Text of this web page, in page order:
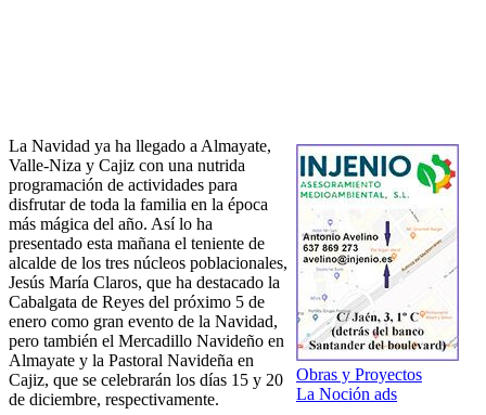
Obras y Proyectos
La Noción ads
La Navidad ya ha llegado a Almayate,
Valle-Niza y Cajiz con una nutrida
programación de actividades para
disfrutar de toda la familia en la época
más mágica del año. Así lo ha
presentado esta mañana el teniente de
alcalde de los tres núcleos poblacionales,
Jesús María Claros, que ha destacado la
Cabalgata de Reyes del próximo 5 de
enero como gran evento de la Navidad,
pero también el Mercadillo Navideño en
Almayate y la Pastoral Navideña en
Cajiz, que se celebrarán los días 15 y 20
de diciembre, respectivamente.